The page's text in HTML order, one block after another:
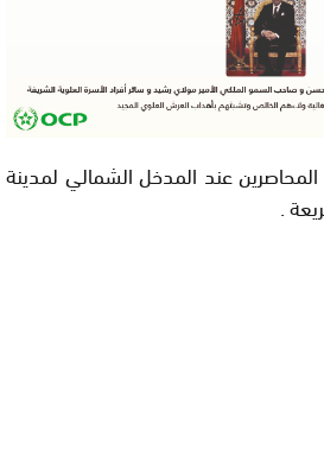
عند المدخل الشمالي لمدينة
.